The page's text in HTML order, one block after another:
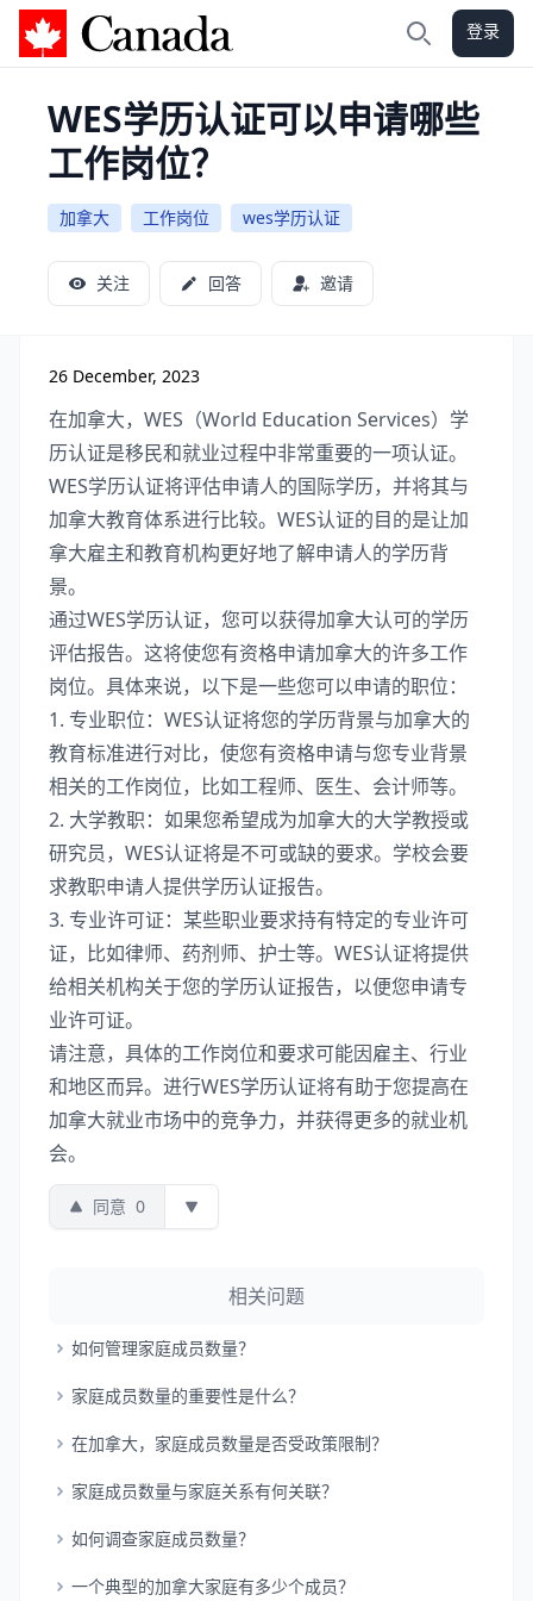
加拿大攻略 登录
WES学历认证可以申请哪些
工作岗位？
加拿大 工作岗位 wes学历认证
关注 回答 邀请
26 December, 2023
在加拿大，WES（World Education Services）学
历认证是移民和就业过程中非常重要的一项认证。
WES学历认证将评估申请人的国际学历，并将其与
加拿大教育体系进行比较。WES认证的目的是让加
拿大雇主和教育机构更好地了解申请人的学历背
景。
通过WES学历认证，您可以获得加拿大认可的学历
评估报告。这将使您有资格申请加拿大的许多工作
岗位。具体来说，以下是一些您可以申请的职位：
1. 专业职位：WES认证将您的学历背景与加拿大的
教育标准进行对比，使您有资格申请与您专业背景
相关的工作岗位，比如工程师、医生、会计师等。
2. 大学教职：如果您希望成为加拿大的大学教授或
研究员，WES认证将是不可或缺的要求。学校会要
求教职申请人提供学历认证报告。
3. 专业许可证：某些职业要求持有特定的专业许可
证，比如律师、药剂师、护士等。WES认证将提供
给相关机构关于您的学历认证报告，以便您申请专
业许可证。
请注意，具体的工作岗位和要求可能因雇主、行业
和地区而异。进行WES学历认证将有助于您提高在
加拿大就业市场中的竞争力，并获得更多的就业机
会。
同意 0
相关问题
如何管理家庭成员数量？
家庭成员数量的重要性是什么？
在加拿大，家庭成员数量是否受政策限制？
家庭成员数量与家庭关系有何关联？
如何调查家庭成员数量？
一个典型的加拿大家庭有多少个成员？